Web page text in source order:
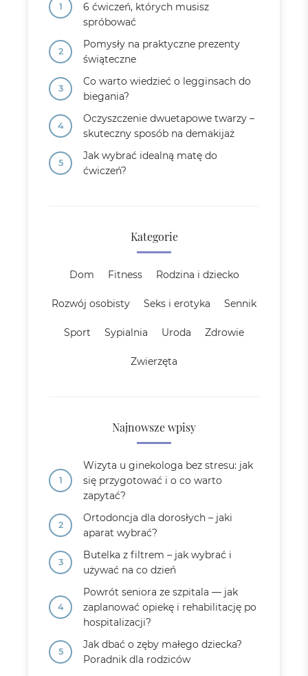
6 ćwiczeń, których musisz
spróbować
Pomysły na praktyczne prezenty
świąteczne
Co warto wiedzieć o legginsach do
biegania?
Oczyszczenie dwuetapowe twarzy –
skuteczny sposób na demakijaż
Jak wybrać idealną matę do
ćwiczeń?
Kategorie
Dom Fitness Rodzina i dziecko
Rozwój osobisty Seks i erotyka Sennik
Sport Sypialnia Uroda Zdrowie
Zwierzęta
Najnowsze wpisy
Wizyta u ginekologa bez stresu: jak
się przygotować i o co warto
zapytać?
Ortodoncja dla dorosłych – jaki
aparat wybrać?
Butelka z filtrem – jak wybrać i
używać na co dzień
Powrót seniora ze szpitala — jak
zaplanować opiekę i rehabilitację po
hospitalizacji?
Jak dbać o zęby małego dziecka?
Poradnik dla rodziców